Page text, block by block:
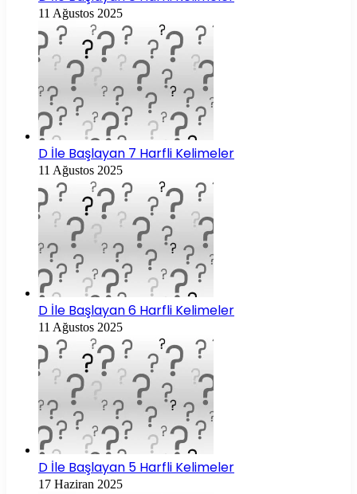
11 Ağustos 2025
D İle Başlayan 7 Harfli Kelimeler
11 Ağustos 2025
D İle Başlayan 6 Harfli Kelimeler
11 Ağustos 2025
D İle Başlayan 5 Harfli Kelimeler
17 Haziran 2025